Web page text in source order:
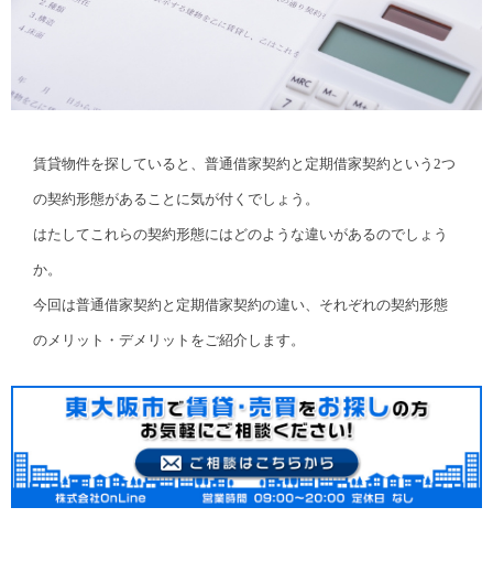
賃貸物件を探していると、普通借家契約と定期借家契約という2つ
の契約形態があることに気が付くでしょう。
はたしてこれらの契約形態にはどのような違いがあるのでしょう
か。
今回は普通借家契約と定期借家契約の違い、それぞれの契約形態
のメリット・デメリットをご紹介します。